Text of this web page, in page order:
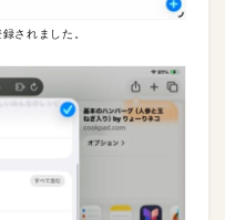
されました。